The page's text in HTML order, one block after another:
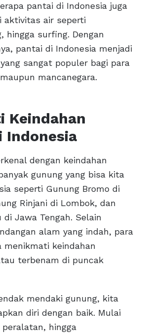
pantai di Indonesia juga
aktivitas air seperti
hingga surfing. Dengan
pantai di Indonesia menjadi
sangat populer bagi para
mancanegara.
Keindahan
Indonesia
dengan keindahan
gunung yang bisa kita
seperti Gunung Bromo di
Rinjani di Lombok, dan
di Jawa Tengah. Selain
alam yang indah, para
menikmati keindahan
terbenam di puncak
mendaki gunung, kita
diri dengan baik. Mulai
hingga